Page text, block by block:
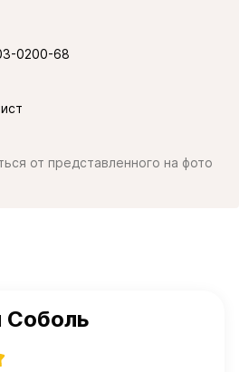
0200-68
от представленного на фото
Соболь